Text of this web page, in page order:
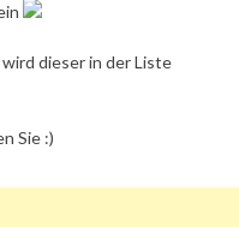
dieser in der Liste
Sie :)